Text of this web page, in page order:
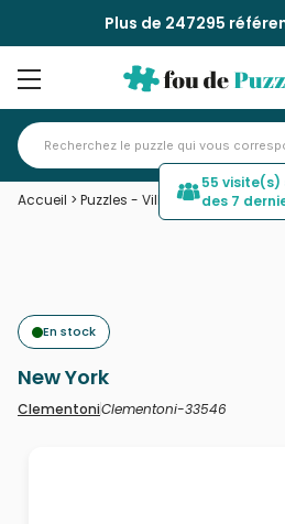
Plus de 247295
Accueil > Puzzles - Villes et Villages >
En stock
New York
ClementoniClementoni-33546
55
des 7